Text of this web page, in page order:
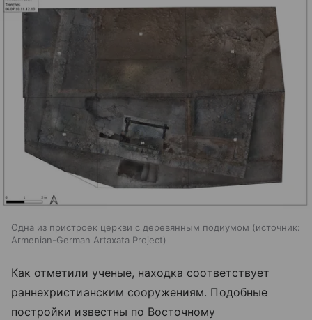
Одна из пристроек церкви с деревянным подиумом
источник:
Armenian-German Artaxata Project
Как отметили ученые, находка соответствует
раннехристианским сооружениям. Подобные
постройки известны по Восточному